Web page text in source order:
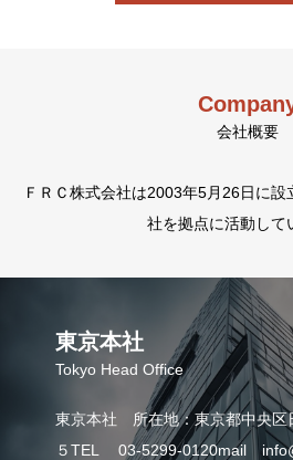
会社概要
ＦＲＣ株式会社は2003年5月26日に
社を拠点に活動して
東京本社
Tokyo Head Office
東京本社 所在地：東京都中央区
５TEL 03-5299-0120mail